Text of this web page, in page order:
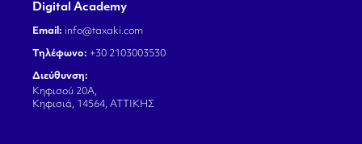
Digital Academy
Email: info@taxaki.com
Τηλέφωνο: +30 2103003530
Διεύθυνση:
Κηφισού 20Α,
Κηφισιά, 14564, ΑΤΤΙΚΗΣ